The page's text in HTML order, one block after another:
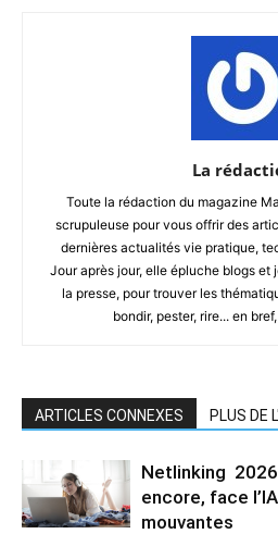
La
Toute la rédaction du magazine
scrupuleuse pour vous offrir des
dernières actualités vie pratique,
Jour après jour, elle épluche blogs
la presse, pour trouver les
bondir, pester, rire... en
ARTICLES CONNEXES PLUS DE
Netlinking
encore, face
mouvantes